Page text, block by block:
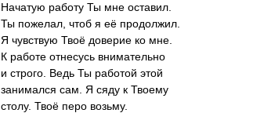
Начатую работу Ты мне оставил.
Ты пожелал, чтоб я её продолжил.
Я чувствую Твоё доверие ко мне.
К работе отнесусь внимательно
и строго. Ведь Ты работой этой
занимался сам. Я сяду к Твоему
столу. Твоё перо возьму.